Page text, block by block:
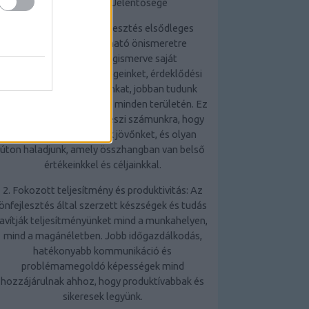
Az Önfejlesztés Jelentősége
1. Önismeret: Az önfejlesztés elsődleges
előnye, hogy mélyreható önismeretre
tehetünk szert. Megismerve saját
erősségeinket, gyengeségeinket, érdeklődési
körünket és motivációinkat, jobban tudunk
döntéseket hozni életünk minden területén. Ez
az önismeret lehetővé teszi számunkra, hogy
tudatosabban alakítsuk jövőnket, és olyan
úton haladjunk, amely összhangban van belső
értékeinkkel és céljainkkal.
2. Fokozott teljesítmény és produktivitás: Az
önfejlesztés által szerzett készségek és tudás
teljesítményünket mind a munkahelyen,
mind a magánéletben. Jobb időgazdálkodás,
hatékonyabb kommunikáció és
problémamegoldó képességek mind
hozzájárulnak ahhoz, hogy produktívabbak és
sikeresek legyünk.